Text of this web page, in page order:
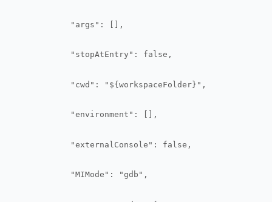
            "args": [],
            "stopAtEntry": false,
            "cwd": "${workspaceFolder}",
            "environment": [],
            "externalConsole": false,
            "MIMode": "gdb",